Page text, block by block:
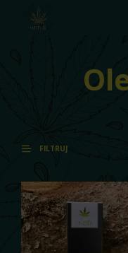
FILTRUJ